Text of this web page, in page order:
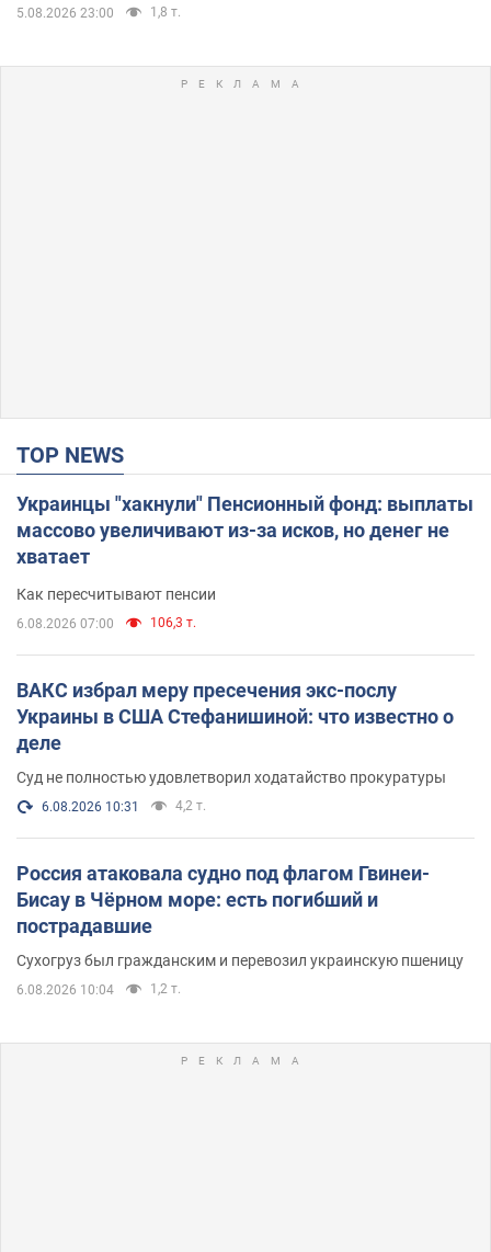
5.08.2026 23:00 1,8 т.
TOP NEWS
Украинцы "хакнули" Пенсионный фонд: выплаты
массово увеличивают из-за исков, но денег не
хватает
Как пересчитывают пенсии
6.08.2026 07:00 106,3 т.
ВАКС избрал меру пресечения экс-послу
Украины в США Стефанишиной: что известно о
деле
Суд не полностью удовлетворил ходатайство прокуратуры
6.08.2026 10:31 4,2 т.
Россия атаковала судно под флагом Гвинеи-
Бисау в Чёрном море: есть погибший и
пострадавшие
Сухогруз был гражданским и перевозил украинскую пшеницу
6.08.2026 10:04 1,2 т.